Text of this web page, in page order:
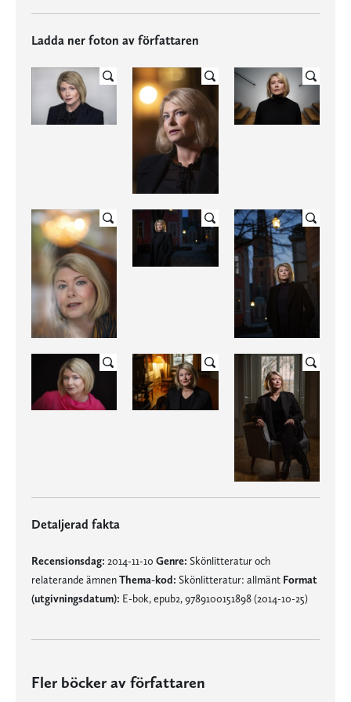
Ladda ner foton av författaren
Detaljerad fakta
Recensionsdag: 2014-11-10 Genre: Skönlitteratur och
relaterande ämnenThema-kod: Skönlitteratur: allmänt Format
(utgivningsdatum): E-bok, epub2, 9789100151898 (2014-10-25)
Fler böcker av författaren